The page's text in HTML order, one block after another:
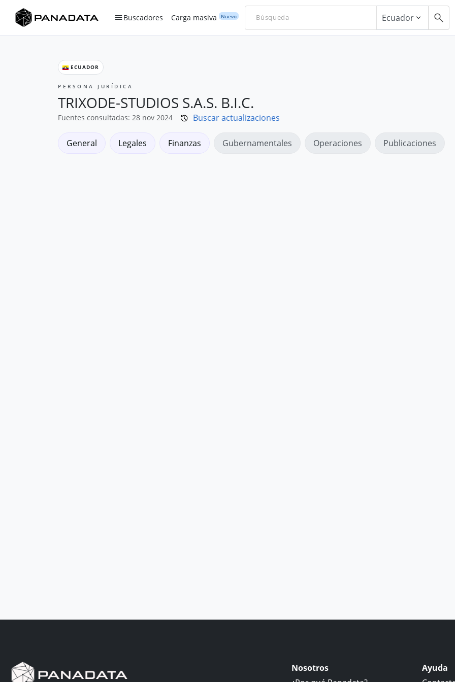
Buscadores Carga masiva Nuevo Ecuador
ECUADOR
PERSONA JURÍDICA
TRIXODE-STUDIOS S.A.S. B.I.C.
Fuentes consultadas: 28 nov 2024 Buscar actualizaciones
General Legales Finanzas Gubernamentales Operaciones Publicaciones
Nosotros
Ayuda